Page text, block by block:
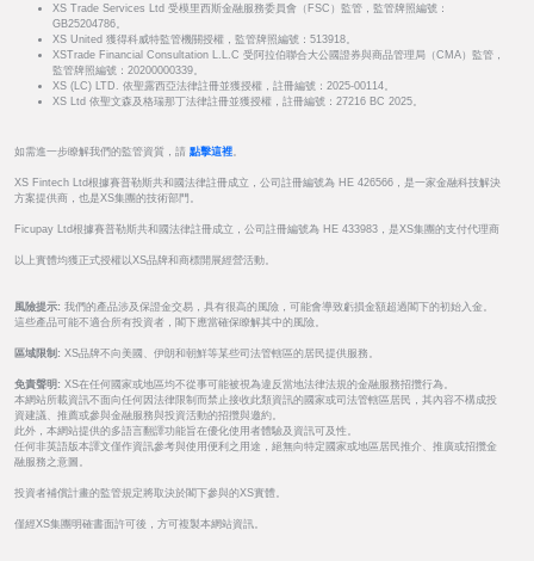
XS Trade Services Ltd 受模里西斯金融服務委員會（FSC）監管，監管牌照編號：
GB25204786。
XS United 獲得科威特監管機關授權，監管牌照編號：513918。
XSTrade Financial Consultation L.L.C 受阿拉伯聯合大公國證券與商品管理局（CMA）監管，
監管牌照編號：20200000339。
XS (LC) LTD. 依聖露西亞法律註冊並獲授權，註冊編號：2025-00114。
XS Ltd 依聖文森及格瑞那丁法律註冊並獲授權，註冊編號：27216 BC 2025。
如需進一步瞭解我們的監管資質，請 點擊這裡
XS Fintech Ltd根據賽普勒斯共和國法律註冊成立，公司註冊編號為 HE 426566，是一家金融科技解決
方案提供商，也是XS集團的技術部門。
Ficupay Ltd根據賽普勒斯共和國法律註冊成立，公司註冊編號為 HE 433983，是XS集團的支付代理商
以上實體均獲正式授權以XS品牌和商標開展經營活動。
風險提示: 我們的產品涉及保證金交易，具有很高的風險，可能會導致虧損金額超過閣下的初始入金。
這些產品可能不適合所有投資者，閣下應當確保瞭解其中的風險。
區域限制: XS品牌不向美國、伊朗和朝鮮等某些司法管轄區的居民提供服務。
免責聲明: XS在任何國家或地區均不從事可能被視為違反當地法律法規的金融服務招攬行為。
本網站所載資訊不面向任何因法律限制而禁止接收此類資訊的國家或司法管轄區居民，其內容不構成投
資建議、推薦或參與金融服務與投資活動的招攬與邀約。
此外，本網站提供的多語言翻譯功能旨在優化使用者體驗及資訊可及性。
任何非英語版本譯文僅作資訊參考與使用便利之用途，絕無向特定國家或地區居民推介、推廣或招攬金
融服務之意圖。
投資者補償計畫的監管規定將取決於閣下參與的XS實體。
僅經XS集團明確書面許可後，方可複製本網站資訊。